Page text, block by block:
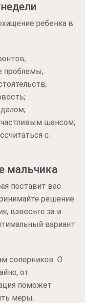
ребенка в
проблемы;
шансом;
с
мальчика
поставит вас
решение
взвесьте за и
вариант
соперников. О
от
поможет
меры.